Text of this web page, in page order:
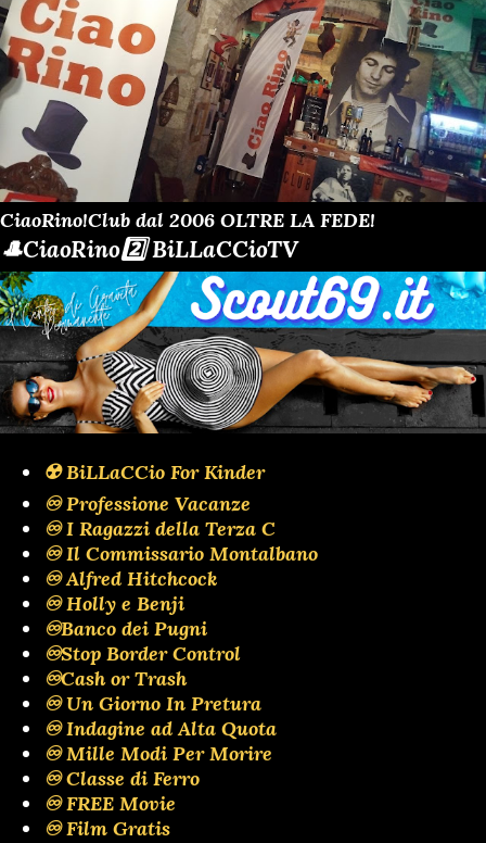
CiaoRino!Club dal 2006 OLTRE LA FEDE!
🎩CiaoRino2️⃣ BiLLaCCioTV
☢️ BiLLaCCio For Kinder
♾️ Professione Vacanze
♾️ I Ragazzi della Terza C
♾️ Il Commissario Montalbano
♾️ Alfred Hitchcock
♾️ Holly e Benji
♾️Banco dei Pugni
♾️Stop Border Control
♾️Cash or Trash
♾️ Un Giorno In Pretura
♾️ Indagine ad Alta Quota
♾️ Mille Modi Per Morire
♾️ Classe di Ferro
♾️ FREE Movie
♾️ Film Gratis